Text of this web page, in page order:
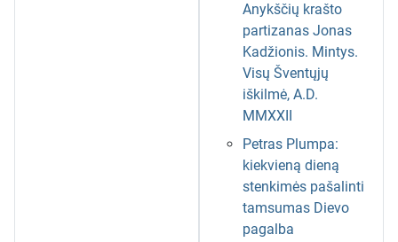
Anykščių krašto
partizanas Jonas
Kadžionis. Mintys.
Visų Šventųjų
iškilmė, A.D.
MMXXII
Petras Plumpa:
kiekvieną dieną
stenkimės pašalinti
tamsumas Dievo
pagalba